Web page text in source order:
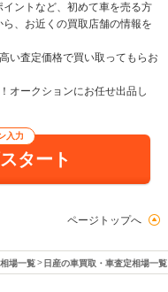
ントなど、初めて車を売る方
、お近くの買取店舗の情報を
い査定価格で買い取ってもらお
オークションにお任せ出品し
入力
タート
ページトップへ
場一覧 日産の車買取・車査定相場一覧